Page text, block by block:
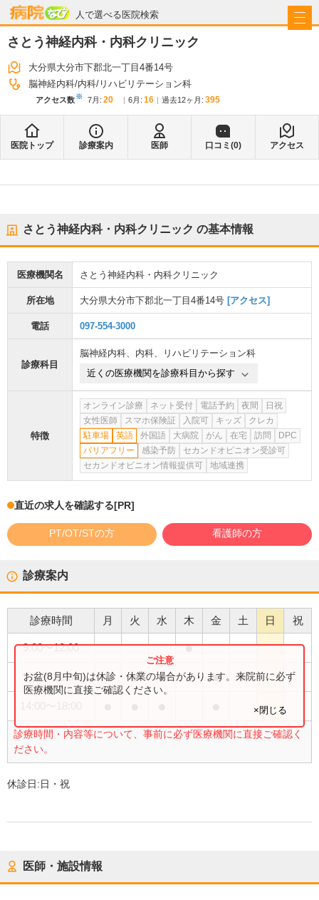
人で選べる医院検索
病院なび
さとう神経内科・内科クリニック
大分県大分市下郡北一丁目4番14号
脳神経内科 内科 リハビリテーション科
アクセス数※ 7月 : 20 6月 : 16 過去12ヶ月: 395
医院トップ 診療案内 医師 口コミ(0) アクセス
さとう神経内科・内科クリニック の基本情報
医療機関名 さとう神経内科・内科クリニック
所在地 大分県大分市下郡北一丁目4番14号 [アクセス]
電話 097-554-3000
診療科目
脳神経内科、 内科、
リハビリテーション科
近くの医療機関を診療科目から探す
特徴
オンライン診療 ネット受付 電話予約 夜間
日祝
女性医師
スマホ保険証 入院可 キッズ
クレカ
駐車場
英語 外国語 大病院 がん 在宅 訪問
DPC
バリアフリー
感染予防
セカンドオピニオン受診可
セカンドオピニオン情報提供可
地域連携
直近の求人を確認する[PR]
PT/OT/STの方 看護師の方
診療案内
診療時間 月 火 水 木 金 土 日 祝
9:00〜12:00 ●
9:00〜12:30 ● ● ● ● ●
診療時間・内容等について、事前に必ず医療機関に直接ご確認く
ださい。
お盆(8月中旬)は休診・休業の場合があります。来院前に必ず
医療機関に直接ご確認ください。
×閉じる
休診日:日・祝
医師・施設情報